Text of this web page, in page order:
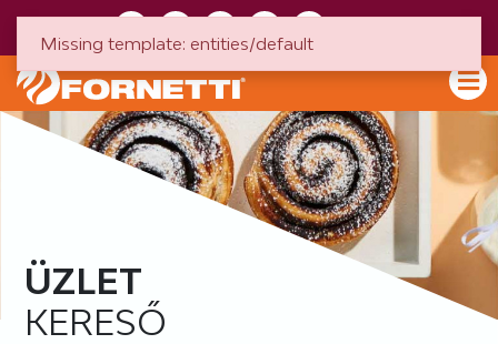
ÜZLET
KERESŐ
Missing template: entities/default